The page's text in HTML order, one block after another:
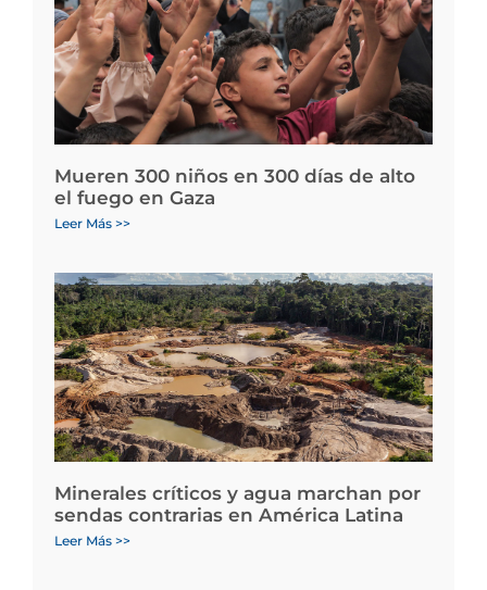
Mueren 300 niños en 300 días de alto
el fuego en Gaza
Leer Más >>
Minerales críticos y agua marchan por
sendas contrarias en América Latina
Leer Más >>